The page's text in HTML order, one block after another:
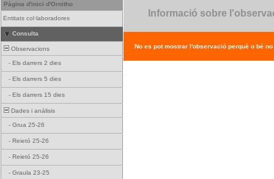
Pàgina d'inici d'Ornitho
Entitats col·laboradores
Consulta
Observacions
- Els darrers 2 dies
- Els darrers 5 dies
- Els darrers 15 dies
Dades i anàlisis
- Grua 25-26
- Reietó 25-26
- Reietó 25-26
- Graula 23-25
Informació sobre
No es pot mostrar l'observació perquè o bé